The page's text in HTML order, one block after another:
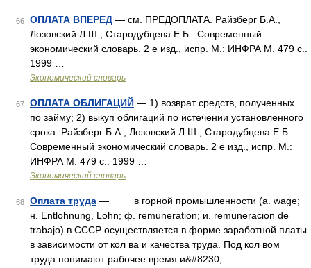
66 ОПЛАТА ВПЕРЕД — см. ПРЕДОПЛАТА. Райзберг Б.А.,
Лозовский Л.Ш., Стародубцева Е.Б.. Современный
экономический словарь. 2 е изд., испр. М.: ИНФРА М. 479 с..
1999 …
Экономический словарь
67 ОПЛАТА ОБЛИГАЦИЙ — 1) возврат средств, полученных
по займу; 2) выкуп облигаций по истечении установленного
срока. Райзберг Б.А., Лозовский Л.Ш., Стародубцева Е.Б..
Современный экономический словарь. 2 е изд., испр. М.:
ИНФРА М. 479 с.. 1999 …
Экономический словарь
68 Оплата труда — в горной промышленности (a. wage;
н. Entlohnung, Lohn; ф. remuneration; и. remuneracion de
trabajo) в CCCP осуществляется в форме заработной платы
в зависимости от кол ва и качества труда. Под кол вом
труда понимают рабочее время и&#8230; …